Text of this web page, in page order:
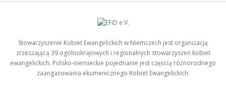
Stowarzyszenie Kobiet Ewangelickich w Niemczech jest organizacją
zrzeszającą 39 ogólnokrajowych i regionalnych stowarzyszeń kobiet
ewangelickich. Polsko-niemieckie pojednanie jest częścią różnorodnego
zaangażowania ekumenicznego Kobiet Ewangelickich.